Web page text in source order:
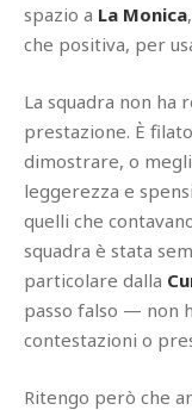
spazio a La Monica
che positiva, per
La squadra non ha
prestazione. È
dimostrare, o
leggerezza e
quelli che
squadra è stata
particolare dalla
passo falso — non
contestazioni o
Ritengo però che